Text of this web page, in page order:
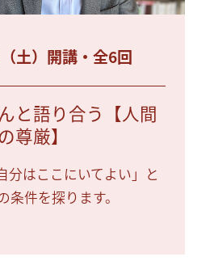
土）開講・全6回
と語り合う【人間
の尊厳】
分はここにいてよい」と
件を探ります。